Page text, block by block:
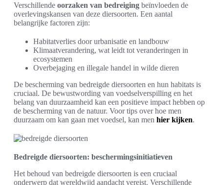
Verschillende oorzaken van bedreiging beïnvloeden de
overlevingskansen van deze diersoorten. Een aantal
belangrijke factoren zijn:
Habitatverlies door urbanisatie en landbouw
Klimaatverandering, wat leidt tot veranderingen in
ecosystemen
Overbejaging en illegale handel in wilde dieren
De bescherming van bedreigde diersoorten en hun habitats is
cruciaal. De bewustwording van voedselverspilling en het
belang van duurzaamheid kan een positieve impact hebben op
de bescherming van de natuur. Voor tips over hoe men
duurzaam om kan gaan met voedsel, kan men hier kijken.
Bedreigde diersoorten: beschermingsinitiatieven
Het behoud van bedreigde diersoorten is een cruciaal
onderwerp dat wereldwijd aandacht vereist. Verschillende